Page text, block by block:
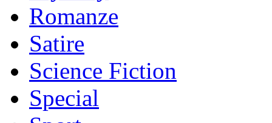
Romanze
Satire
Science Fiction
Special